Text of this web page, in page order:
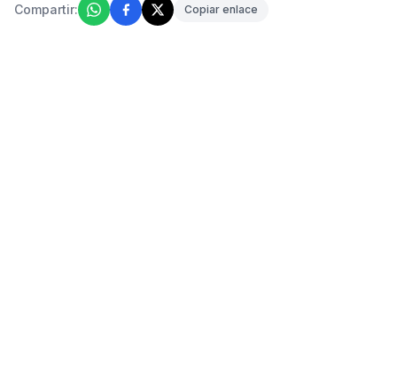
Compartir: Copiar enlace